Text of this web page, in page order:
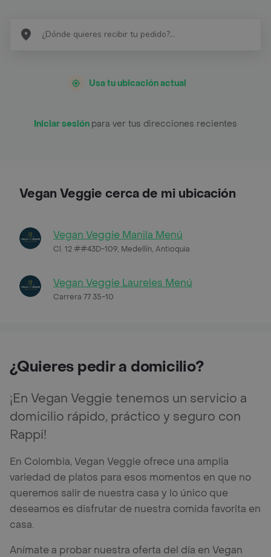
Usa tu ubicación actual
Iniciar sesión para ver tus direcciones recientes
Vegan Veggie cerca de mi ubicación
Vegan Veggie Manila Menú
Cl. 12 ##43D-109, Medellín, Antioquia
Vegan Veggie Laureles Menú
Carrera 77 35-10
¿Quieres pedir a domicilio?
¡En Vegan Veggie tenemos un servicio a
domicilio rápido, práctico y seguro con
Rappi!
En Colombia, Vegan Veggie ofrece una amplia
variedad de platos para esos momentos en que no
queremos salir de nuestra casa y lo único que
deseamos es disfrutar de nuestra comida favorita en
casa.
Anímate a probar nuestra oferta del día en Vegan